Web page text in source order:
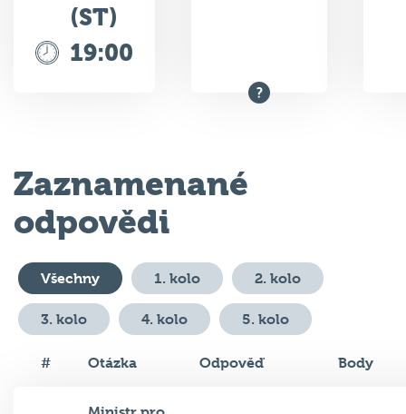
(ST)
19:00
Zaznamenané
odpovědi
Všechny 1. kolo 2. kolo
3. kolo 4. kolo 5. kolo
# Otázka Odpověď Body